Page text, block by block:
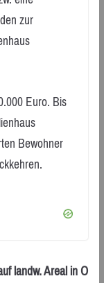
zur
Euro. Bis
Bewohner
landw. Areal in O